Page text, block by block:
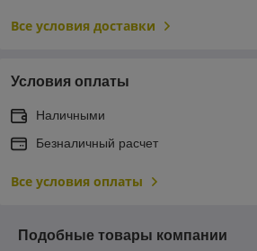
Все условия доставки
Условия оплаты
Наличными
Безналичный расчет
Все условия оплаты
Подобные товары компании